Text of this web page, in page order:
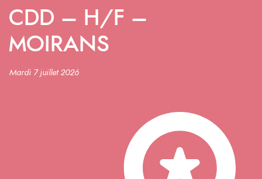
CDD – H/F –
MOIRANS
Mardi 7 juillet 2026